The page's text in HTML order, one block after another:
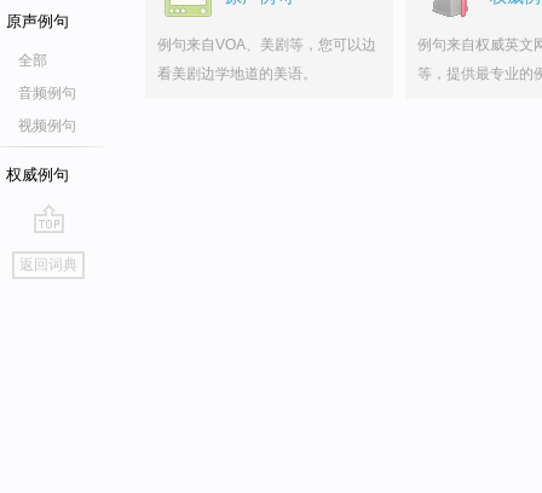
原声例句
全部
音频例句
视频例句
权威例句
go
top
返回词典
例句来自VOA、美剧等，您可以边
看美剧边学地道的美语。
例句来自权威英文
等，提供最专业的